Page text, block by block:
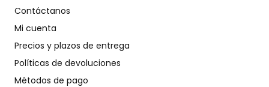
Contáctanos
Mi cuenta
Precios y plazos de entrega
Políticas de devoluciones
Métodos de pago